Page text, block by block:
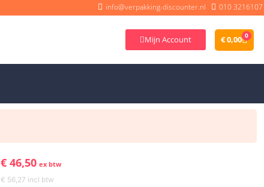
info@verpakking-discounter.nl 010 3216107
Mijn Account €0,00 0
€ 46,50 ex btw
€ 56,27 incl btw